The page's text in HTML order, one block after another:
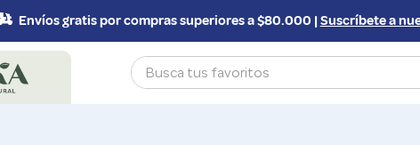
Envíos gratis por compras superiores a $80.000 |Suscríbete a
Busca tus favoritos